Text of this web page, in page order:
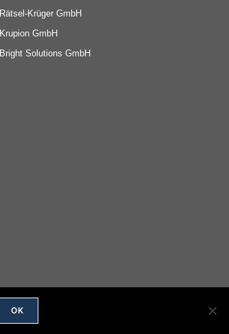
Rätsel-Krüger GmbH
Krupion GmbH
Bright Solutions GmbH
OK